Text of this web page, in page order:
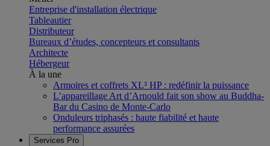
Entreprise d'installation électrique
Tableautier
Distributeur
Bureaux d’études, concepteurs et consultants
Architecte
Hébergeur
À la une
Armoires et coffrets XL³ HP : redéfinir la puissance
L’appareillage Art d’Arnould fait son show au Buddha-
Bar du Casino de Monte-Carlo
Onduleurs triphasés : haute fiabilité et haute
performance assurées
Services Pro